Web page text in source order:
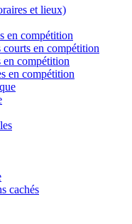
et lieux)
en compétition
en compétition
en compétition
en compétition
cachés